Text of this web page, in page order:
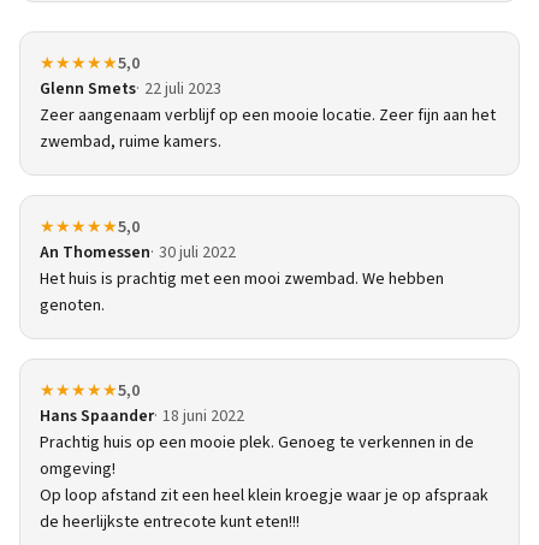
★★★★★5,0
Glenn Smets 22 juli 2023
Zeer aangenaam verblijf op een mooie locatie. Zeer fijn aan het
zwembad, ruime kamers.
★★★★★5,0
An Thomessen 30 juli 2022
Het huis is prachtig met een mooi zwembad. We hebben
genoten.
★★★★★5,0
Hans Spaander 18 juni 2022
Prachtig huis op een mooie plek. Genoeg te verkennen in de
omgeving!
Op loop afstand zit een heel klein kroegje waar je op afspraak
de heerlijkste entrecote kunt eten!!!